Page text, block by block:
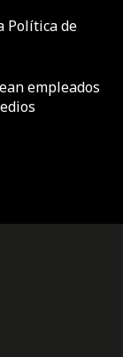
Política de
empleados